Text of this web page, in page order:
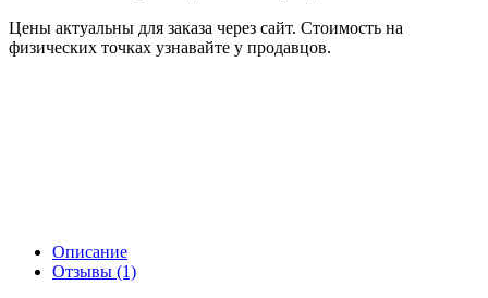
Цены актуальны для заказа через сайт. Стоимость на
физических точках узнавайте у продавцов.
Описание
Отзывы (1)